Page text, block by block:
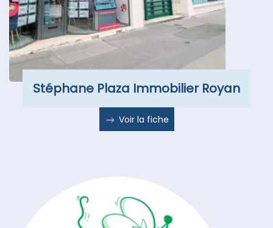
Stéphane Plaza Immobilier Royan
Voir la fiche